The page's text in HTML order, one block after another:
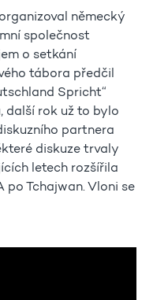
německý
společnost
o setkání
tábora předčil
Spricht“
další rok už to bylo
partnera
diskuze trvaly
letech rozšířila
po Tchajwan. Vloni se